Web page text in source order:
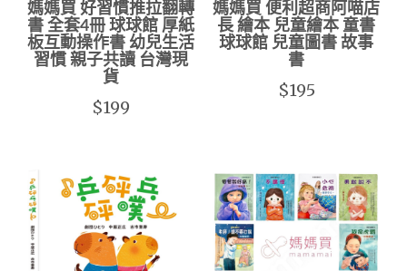
媽媽買 好習慣推拉翻轉
書 全套4冊 球球館 厚紙
板互動操作書 幼兒生活
習慣 親子共讀 台灣現
貨
$199
媽媽買 便利超商阿喵店
長 繪本 兒童繪本 童書
球球館 兒童圖書 故事
書
$195